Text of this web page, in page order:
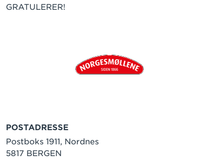
GRATULERER!
POSTADRESSE
Postboks 1911, Nordnes
5817 BERGEN